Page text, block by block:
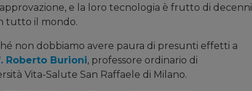
e la loro tecnologia è frutto di decenni
tutto il mondo.
non dobbiamo avere paura di presunti effetti a
Roberto Burioni, professore ordinario di
Vita-Salute San Raffaele di Milano.